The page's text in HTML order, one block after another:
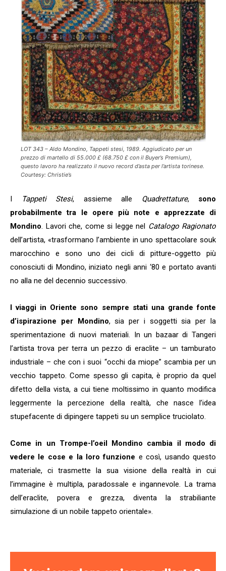
LOT 343 – Aldo Mondino, Tappeti stesi, 1989. Aggiudicato per un
prezzo di martello di 55.000 £ (68.750 £ con il Buyer’s Premium),
questo lavoro ha realizzato il nuovo record d’asta per l’artista torinese.
Courtesy: Christie’s
I Tappeti Stesi, assieme alle Quadrettature, sono
probabilmente tra le opere più note e apprezzate di
Mondino. Lavori che, come si legge nel Catalogo Ragionato
dell’artista, «trasformano l’ambiente in uno spettacolare souk
marocchino e sono uno dei cicli di pitture-oggetto più
conosciuti di Mondino, iniziato negli anni ‘80 e portato avanti
no alla ne del decennio successivo.
I viaggi in Oriente sono sempre stati una grande fonte
d’ispirazione per Mondino, sia per i soggetti sia per la
sperimentazione di nuovi materiali. In un bazaar di Tangeri
l’artista trova per terra un pezzo di eraclite – un tamburato
industriale – che con i suoi “occhi da miope” scambia per un
vecchio tappeto. Come spesso gli capita, è proprio da quel
difetto della vista, a cui tiene moltissimo in quanto modifica
leggermente la percezione della realtà, che nasce l’idea
stupefacente di dipingere tappeti su un semplice truciolato.
Come in un Trompe-l’oeil Mondino cambia il modo di
vedere le cose e la loro funzione e così, usando questo
materiale, ci trasmette la sua visione della realtà in cui
l’immagine è multipla, paradossale e ingannevole. La trama
dell’eraclite, povera e grezza, diventa la strabiliante
simulazione di un nobile tappeto orientale».